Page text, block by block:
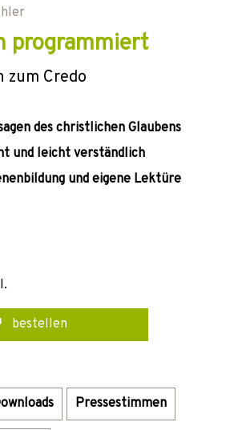
programmiert
zum Credo
des christlichen Glaubens
und leicht verständlich
und eigene Lektüre
bestellen
Pressestimmen